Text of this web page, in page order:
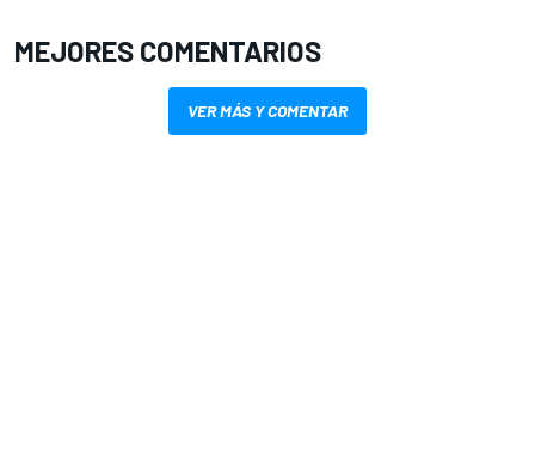
MEJORES COMENTARIOS
VER MÁS Y COMENTAR